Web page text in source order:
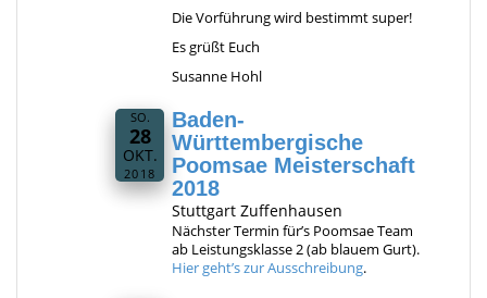
Die Vorführung wird bestimmt super!
Es grüßt Euch
Susanne Hohl
SO.
28
OKT.
2018
Baden-
Württembergische
Poomsae Meisterschaft
2018
Stuttgart Zuffenhausen
Nächster Termin für’s Poomsae Team
ab Leistungsklasse 2 (ab blauem Gurt).
Hier geht’s zur Ausschreibung.